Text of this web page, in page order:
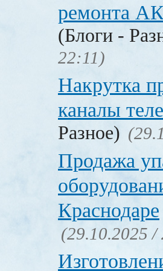
ремонта
(Блоги -
22:11)
Накрутка
каналы
Разное)
Продажа
Краснодаре
(29.10.2025 /